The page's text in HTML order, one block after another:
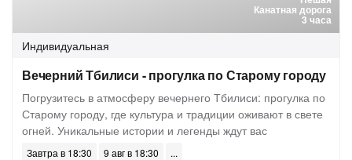
Канатная дорога
3 часа
Индивидуальная
Вечерний Тбилиси - прогулка по Старому городу
Погрузитесь в атмосферу вечернего Тбилиси: прогулка по
Старому городу, где культура и традиции оживают в свете
огней. Уникальные истории и легенды ждут вас
Завтра в 18:30
9 авг в 18:30